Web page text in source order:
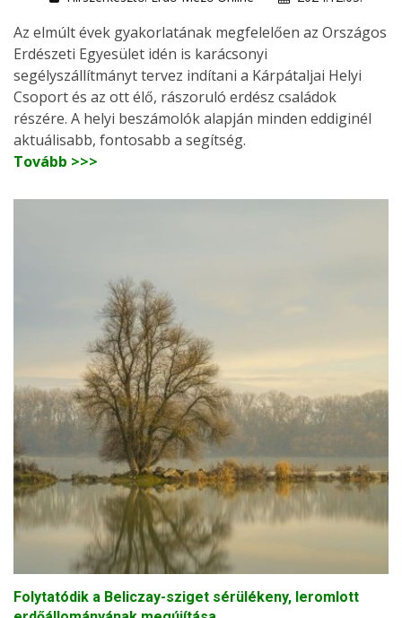
Az elmúlt évek gyakorlatának megfelelően az Országos
Erdészeti Egyesület idén is karácsonyi
segélyszállítmányt tervez indítani a Kárpátaljai Helyi
Csoport és az ott élő, rászoruló erdész családok
részére. A helyi beszámolók alapján minden eddiginél
aktuálisabb, fontosabb a segítség.
Tovább >>>
Folytatódik a Beliczay-sziget sérülékeny, leromlott